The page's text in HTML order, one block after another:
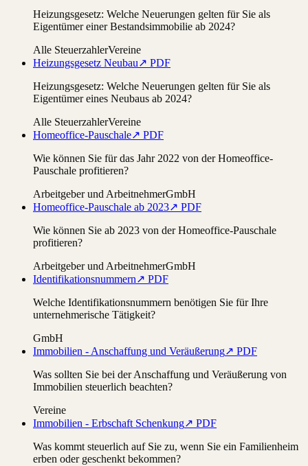
Heizungsgesetz: Welche Neuerungen gelten für Sie als
Eigentümer einer Bestandsimmobilie ab 2024?
Alle SteuerzahlerVereine
Heizungsgesetz Neubau↗ PDF
Heizungsgesetz: Welche Neuerungen gelten für Sie als
Eigentümer eines Neubaus ab 2024?
Alle SteuerzahlerVereine
Homeoffice-Pauschale↗ PDF
Wie können Sie für das Jahr 2022 von der Homeoffice-
Pauschale profitieren?
Arbeitgeber und ArbeitnehmerGmbH
Homeoffice-Pauschale ab 2023↗ PDF
Wie können Sie ab 2023 von der Homeoffice-Pauschale
profitieren?
Arbeitgeber und ArbeitnehmerGmbH
Identifikationsnummern↗ PDF
Welche Identifikationsnummern benötigen Sie für Ihre
unternehmerische Tätigkeit?
GmbH
Immobilien - Anschaffung und Veräußerung↗ PDF
Was sollten Sie bei der Anschaffung und Veräußerung von
Immobilien steuerlich beachten?
Vereine
Immobilien - Erbschaft Schenkung↗ PDF
Was kommt steuerlich auf Sie zu, wenn Sie ein Familienheim
erben oder geschenkt bekommen?